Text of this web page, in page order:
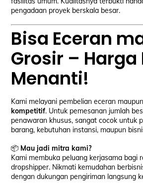
pengadaan proyek berskala besar.
Bisa Eceran
Grosir – Harga
Menanti!
Kami melayani pembelian eceran
kompetitif. Untuk pemesanan jumlah
penawaran khusus, sangat cocok untuk
barang, kebutuhan instansi, maupun
📦 Mau jadi mitra kami?
Kami membuka peluang kerjasama bagi
dropshipper. Nikmati kemudahan
dengan dukungan pengiriman langsung